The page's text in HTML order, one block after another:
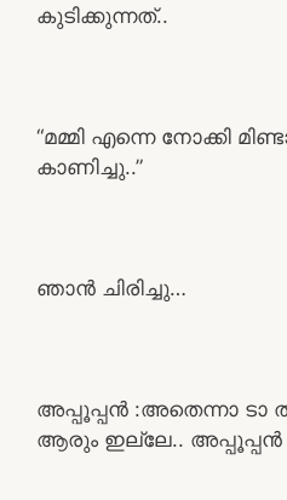
കുടിക്കുന്നത്..
“മമ്മി എന്നെ നോക്കി
കാണിച്ചു..”
ഞാൻ ചിരിച്ചു…
അപ്പൂപ്പൻ :അതെന്നാ ടാ
ആരും ഇല്ലേ.. അപ്പൂപ്പൻ